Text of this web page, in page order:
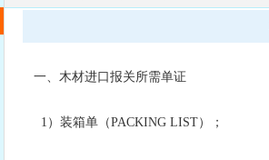
一、木材进口报关所需单证
1）装箱单（PACKING LIST）；